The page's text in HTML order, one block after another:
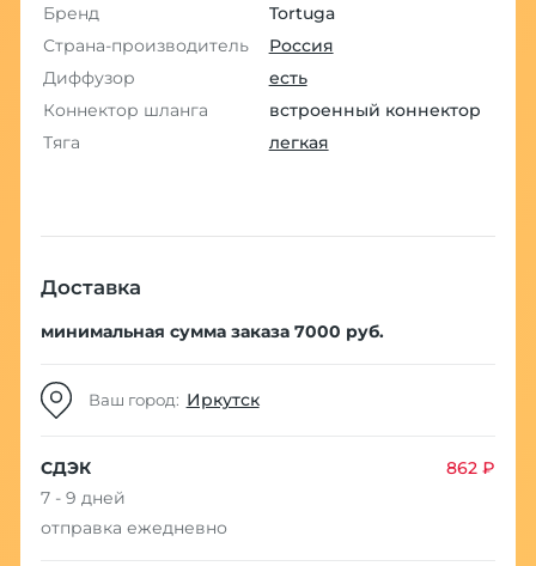
Бренд
Tortuga
Страна-производитель
Россия
Диффузор
есть
Коннектор шланга
встроенный коннектор
Тяга
легкая
Доставка
минимальная сумма заказа 7000 руб.
Ваш город: Иркутск
СДЭК
862 ₽
7 - 9 дней
отправка ежедневно